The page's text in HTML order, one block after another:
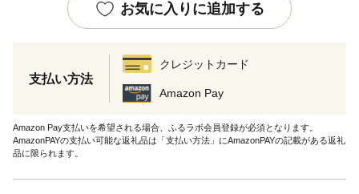
お気に入りに追加する
支払い方法
クレジットカード
Amazon Pay
Amazon Pay支払いを希望される場合、ふるラボ会員登録が必須となります。
AmazonPAYの支払い可能な返礼品は「支払い方法」にAmazonPAYの記載がある返礼
品に限られます。